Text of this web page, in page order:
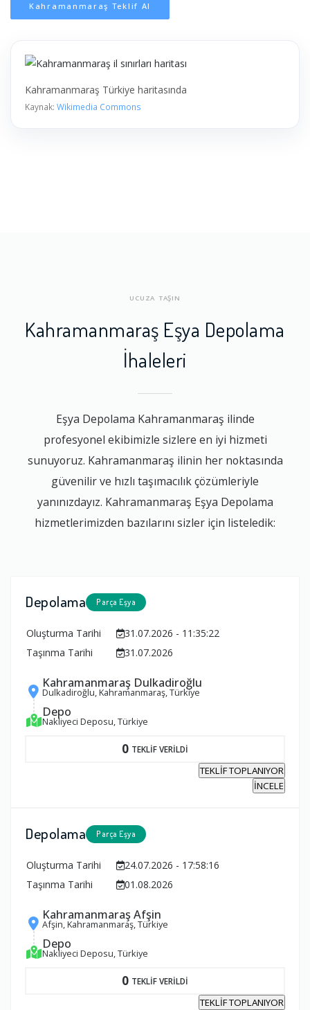
Kahramanmaraş Teklif Al
Kahramanmaraş Türkiye haritasında
Kaynak: Wikimedia Commons
UCUZA TAŞIN
Kahramanmaraş Eşya Depolama
İhaleleri
Eşya Depolama Kahramanmaraş ilinde
profesyonel ekibimizle sizlere en iyi hizmeti
sunuyoruz. Kahramanmaraş ilinin her noktasında
güvenilir ve hızlı taşımacılık çözümleriyle
yanınızdayız. Kahramanmaraş Eşya Depolama
hizmetlerimizden bazılarını sizler için listeledik:
Depolama Parça Eşya
Oluşturma Tarihi
31.07.2026 - 11:35:22
Taşınma Tarihi
31.07.2026
Kahramanmaraş Dulkadiroğlu
Dulkadiroğlu, Kahramanmaraş, Türkiye
Depo
Nakliyeci Deposu, Türkiye
0 TEKLİF VERİLDİ
TEKLİF TOPLANIYOR
İNCELE
Depolama Parça Eşya
Oluşturma Tarihi
24.07.2026 - 17:58:16
Taşınma Tarihi
01.08.2026
Kahramanmaraş Afşin
Afşin, Kahramanmaraş, Türkiye
Depo
Nakliyeci Deposu, Türkiye
0 TEKLİF VERİLDİ
TEKLİF TOPLANIYOR